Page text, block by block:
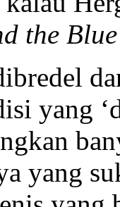
the
yang
yang